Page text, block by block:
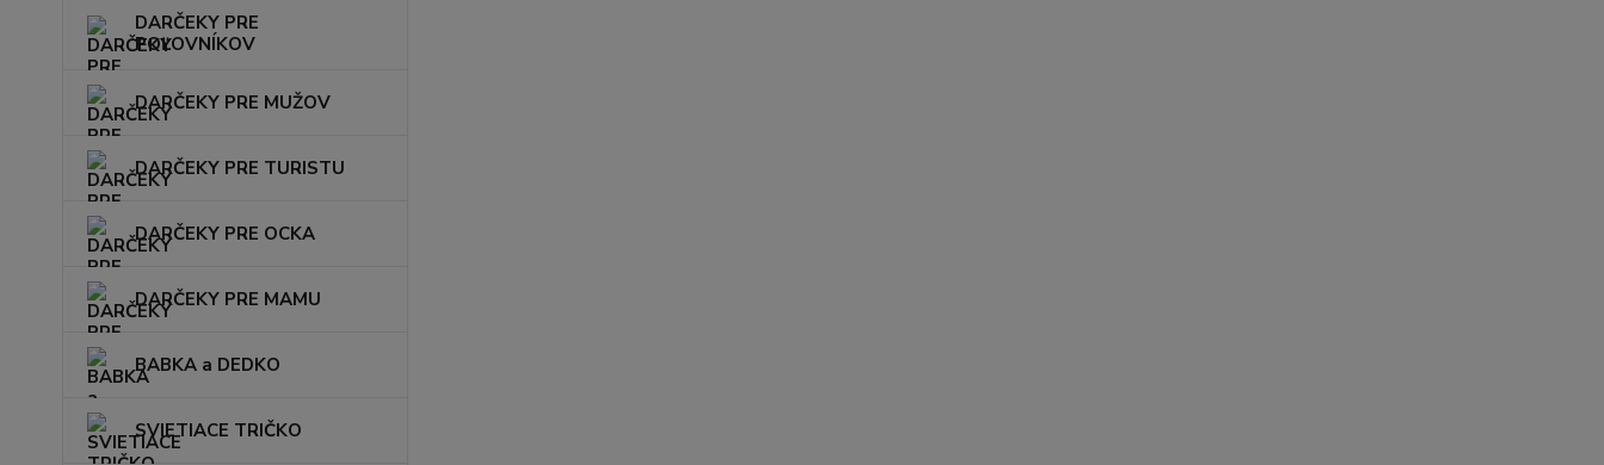
DARČEKY PRE
POĽOVNÍKOV
DARČEKY PRE MUŽOV
DARČEKY PRE TURISTU
DARČEKY PRE OCKA
DARČEKY PRE MAMU
BABKA a DEDKO
SVIETIACE TRIČKO